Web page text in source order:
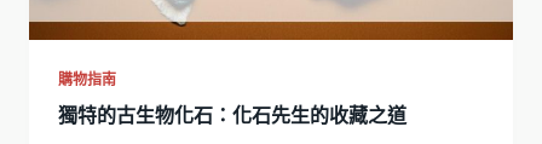
購物指南
獨特的古生物化石：化石先生的收藏之道